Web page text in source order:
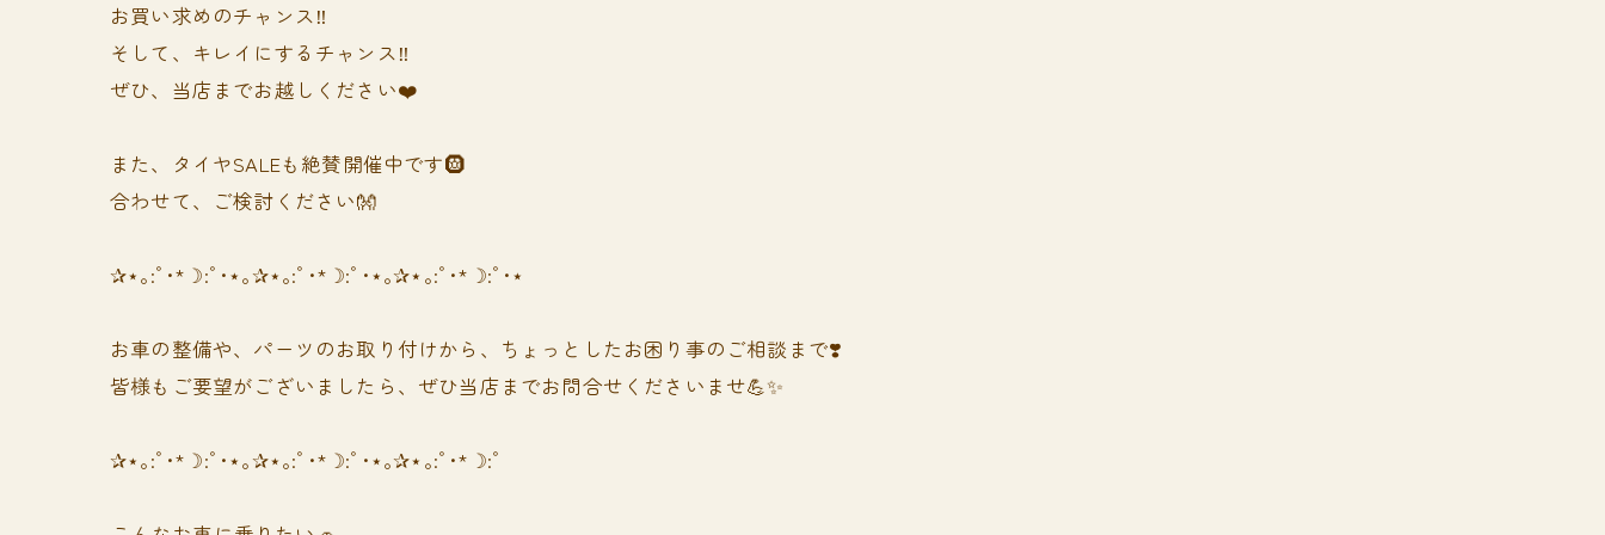
お買い求めのチャンス‼️
そして、キレイにするチャンス‼️
ぜひ、当店までお越しください❤️
また、タイヤSALEも絶賛開催中です🛞
合わせて、ご検討ください👐
✰⋆｡:ﾟ･*☽:ﾟ･⋆｡✰⋆｡:ﾟ･*☽:ﾟ･⋆｡✰⋆｡:ﾟ･*☽:ﾟ･⋆
お車の整備や、パーツのお取り付けから、ちょっとしたお困り事のご相談まで❣️
皆様もご要望がございましたら、ぜひ当店までお問合せくださいませ💪✨
✰⋆｡:ﾟ･*☽:ﾟ･⋆｡✰⋆｡:ﾟ･*☽:ﾟ･⋆｡✰⋆｡:ﾟ･*☽:ﾟ